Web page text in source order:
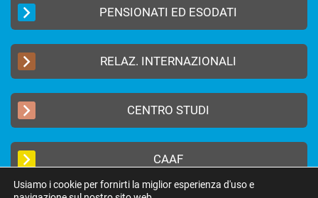
PENSIONATI ED ESODATI
RELAZ. INTERNAZIONALI
CENTRO STUDI
CAAF
Usiamo i cookie per fornirti la miglior esperienza d'uso e